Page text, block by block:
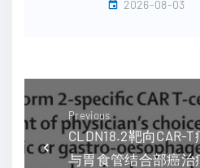
2026-08-03
Previous
CLDN18.2靶向CAR-
与胃食管结合部癌